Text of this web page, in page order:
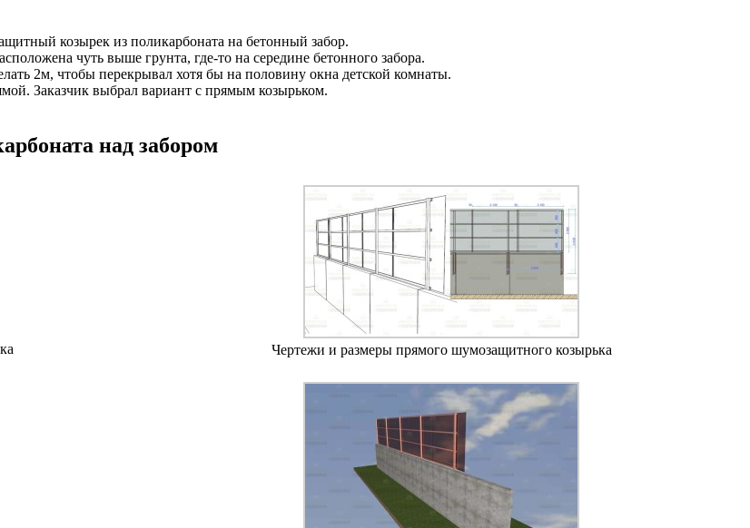
козырек из поликарбоната на бетонный забор.
чуть выше грунта, где-то на середине бетонного забора.
2м, чтобы перекрывал хотя бы на половину окна детской комнаты.
Заказчик выбрал вариант с прямым козырьком.
над забором
Чертежи и размеры прямого шумозащитного козырька